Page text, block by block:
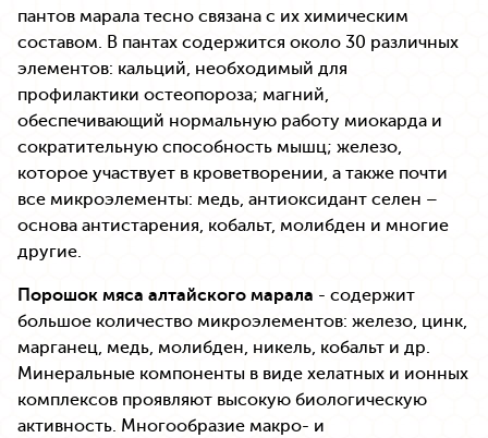
пантов марала тесно связана с их химическим
составом. В пантах содержится около 30 различных
элементов: кальций, необходимый для
профилактики остеопороза; магний,
обеспечивающий нормальную работу миокарда и
сократительную способность мышц; железо,
которое участвует в кроветворении, а также почти
все микроэлементы: медь, антиоксидант селен –
основа антистарения, кобальт, молибден и многие
другие.
Порошок мяса алтайского марала - содержит
большое количество микроэлементов: железо, цинк,
марганец, медь, молибден, никель, кобальт и др.
Минеральные компоненты в виде хелатных и ионных
комплексов проявляют высокую биологическую
активность. Многообразие макро- и